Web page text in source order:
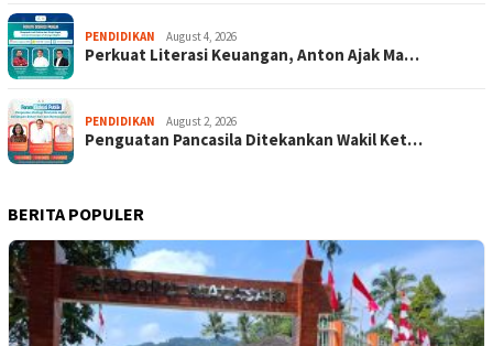
PENDIDIKAN August 4, 2026
Perkuat Literasi Keuangan, Anton Ajak Ma…
PENDIDIKAN August 2, 2026
Penguatan Pancasila Ditekankan Wakil Ket…
BERITA POPULER